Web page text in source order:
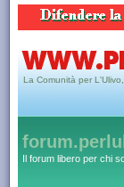
La Comunità per
Il forum libero per chi